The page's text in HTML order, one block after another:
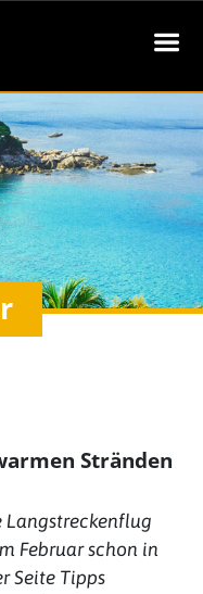
Stränden
Langstreckenflug
Februar schon in
Seite Tipps